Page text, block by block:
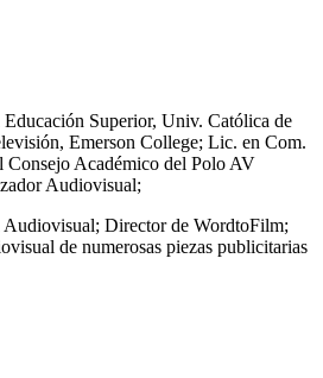
Educación Superior, Univ. Católica de
Emerson College; Lic. en Com.
Académico del Polo AV
Audiovisual;
Audiovisual; Director de WordtoFilm;
de numerosas piezas publicitarias